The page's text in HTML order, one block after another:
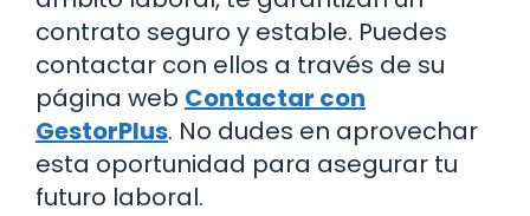
contrato seguro y estable. Puedes
contactar con ellos a través de su
página web Contactar con
GestorPlus. No dudes en aprovechar
esta oportunidad para asegurar tu
futuro laboral.